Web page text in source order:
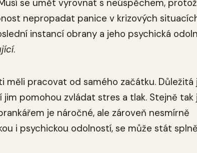
se umět vyrovnat s neúspěchem,
nepropadat panice v krizových
instancí obrany a jeho psychická
.
měli pracovat od samého začátku. Důležitá
pomohou zvládat stres a tlak. Stejně tak
je náročné, ale zároveň nesmírně
i psychickou odolností, se může stát